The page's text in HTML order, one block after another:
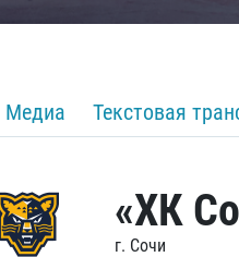
Медиа Текстовая
«ХК
г. Сочи